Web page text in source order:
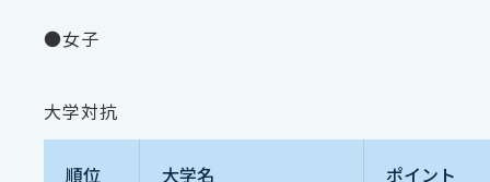
●女子
大学対抗
順位 大学名 ポイント